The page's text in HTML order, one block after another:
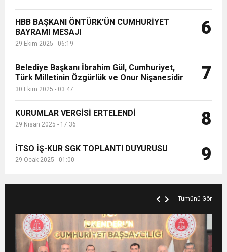
HBB BAŞKANI ÖNTÜRK’ÜN CUMHURİYET
BAYRAMI MESAJI
29 Ekim 2025 - 06:19
6
Belediye Başkanı İbrahim Gül, Cumhuriyet,
Türk Milletinin Özgürlük ve Onur Nişanesidir
30 Ekim 2025 - 03:47
7
KURUMLAR VERGİSİ ERTELENDİ
29 Nisan 2025 - 17:36 8
İTSO İŞ-KUR SGK TOPLANTI DUYURUSU
29 Ocak 2025 - 01:00 9
Tümünü Gör